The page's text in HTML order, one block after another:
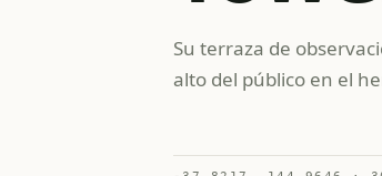
Su terraza de
alto del público en el